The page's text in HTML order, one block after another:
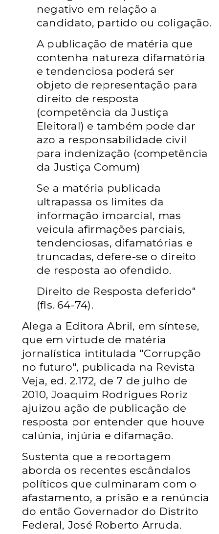
negativo em relação a
candidato, partido ou coligação.
A publicação de matéria que
contenha natureza difamatória
e tendenciosa poderá ser
objeto de representação para
direito de resposta
(competência da Justiça
Eleitoral) e também pode dar
azo a responsabilidade civil
para indenização (competência
da Justiça Comum)
Se a matéria publicada
ultrapassa os limites da
informação imparcial, mas
veicula afirmações parciais,
tendenciosas, difamatórias e
truncadas, defere-se o direito
de resposta ao ofendido.
Direito de Resposta deferido"
(fls. 64-74).
Alega a Editora Abril, em síntese,
que em virtude de matéria
jornalística intitulada "Corrupção
no futuro", publicada na Revista
Veja, ed. 2.172, de 7 de julho de
2010, Joaquim Rodrigues Roriz
ajuizou ação de publicação de
resposta por entender que houve
calúnia, injúria e difamação.
Sustenta que a reportagem
aborda os recentes escândalos
políticos que culminaram com o
afastamento, a prisão e a renúncia
do então Governador do Distrito
Federal, José Roberto Arruda.